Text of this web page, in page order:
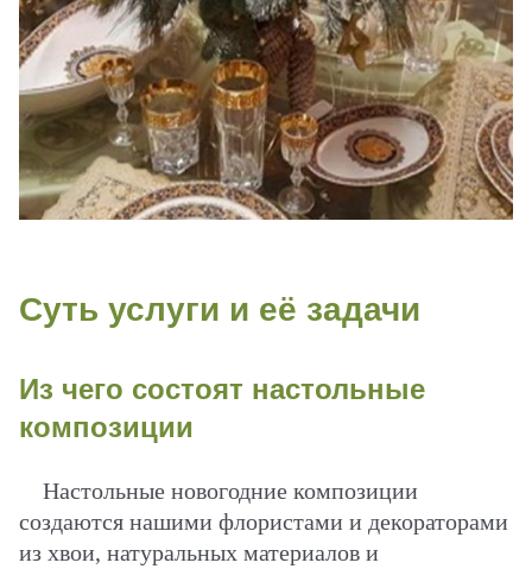
Суть услуги и её задачи
Из чего состоят настольные
композиции
Настольные новогодние композиции
создаются нашими флористами и декораторами
из хвои, натуральных материалов и